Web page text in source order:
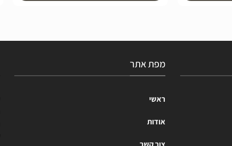
מפת אתר
ראשי
אודות